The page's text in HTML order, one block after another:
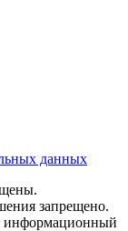
данных
запрещено.
информационный